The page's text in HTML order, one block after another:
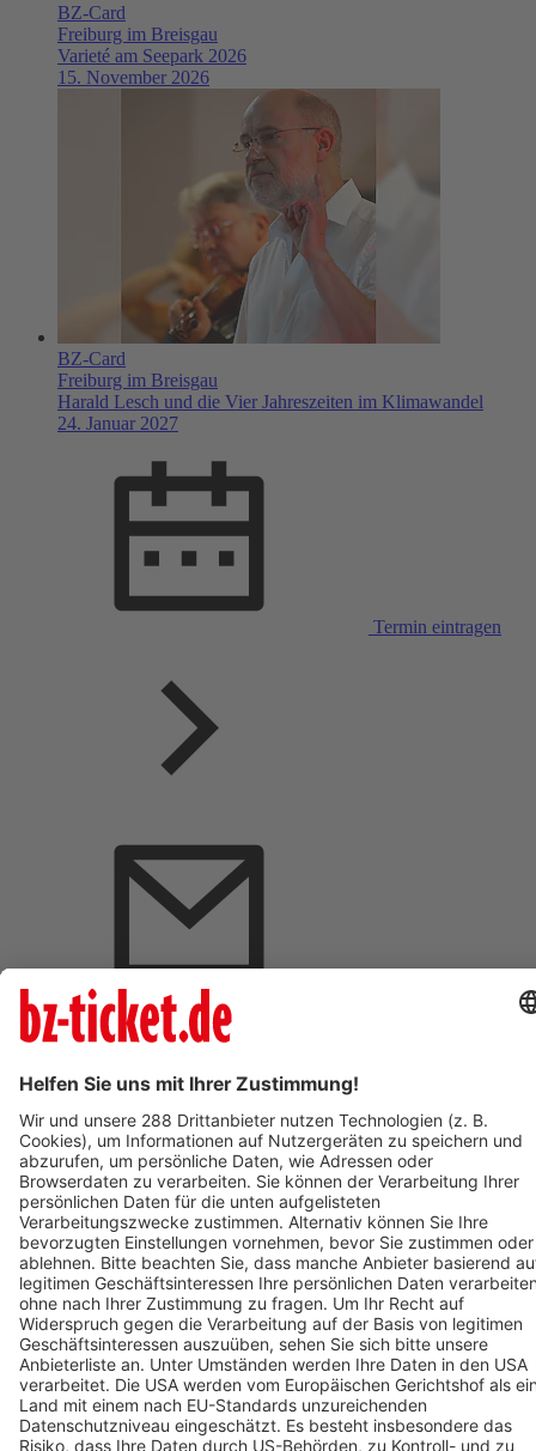
BZ-Card
Freiburg im Breisgau
Varieté am Seepark 2026
15. November 2026
BZ-Card
Freiburg im Breisgau
Harald Lesch und die Vier Jahreszeiten im Klimawandel
24. Januar 2027
Termin eintragen
Verkaufsstellen vor